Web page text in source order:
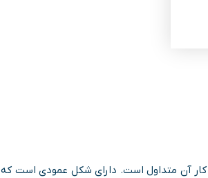
کار آن متداول است. دارای شکل عمودی است که